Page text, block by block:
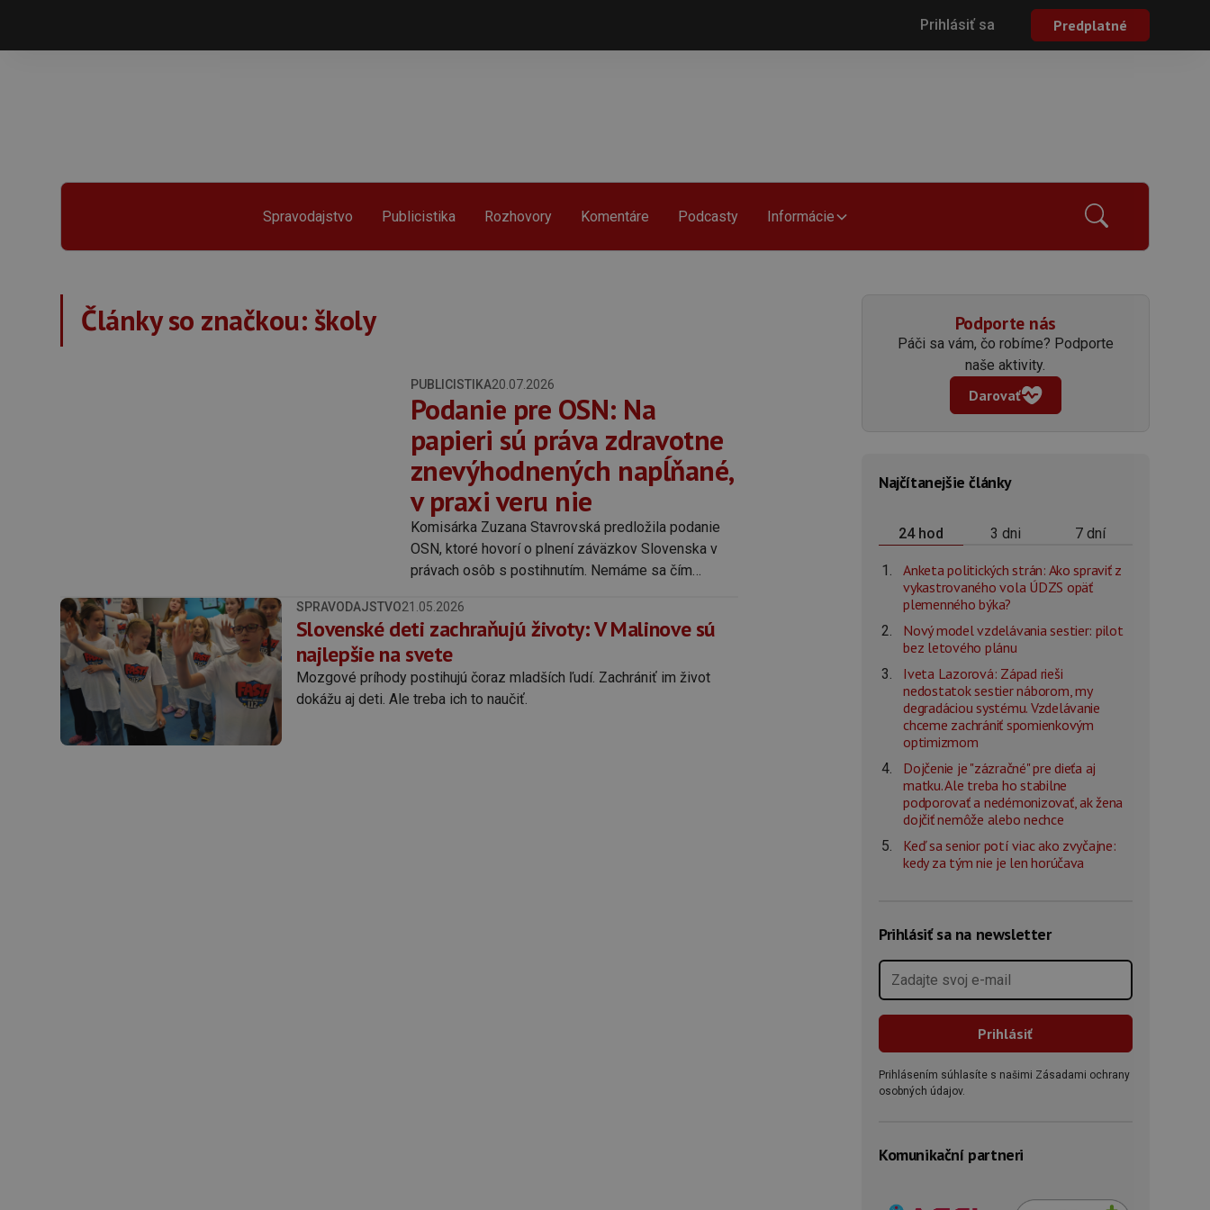
Prihlásiť sa Predplatné
Spravodajstvo Publicistika Rozhovory Komentáre Podcasty Informácie
Články so značkou: školy
PUBLICISTIKA20.07.2026
Podanie pre OSN: Na
papieri sú práva zdravotne
znevýhodnených napĺňané,
v praxi veru nie
Komisárka Zuzana Stavrovská predložila podanie
OSN, ktoré hovorí o plnení záväzkov Slovenska v
právach osôb s postihnutím. Nemáme sa čím
SPRAVODAJSTVO21.05.2026
Slovenské deti zachraňujú životy: V Malinove sú
najlepšie na svete
Mozgové príhody postihujú čoraz mladších ľudí. Zachrániť im život
dokážu aj deti. Ale treba ich to naučiť.
Podporte nás
Páči sa vám, čo robíme? Podporte
naše aktivity.
Darovať
Najčítanejšie články
24 hod 3 dni 7 dní
Anketa politických strán: Ako spraviť z
vykastrovaného vola ÚDZS opäť
plemenného býka?
Nový model vzdelávania sestier: pilot
bez letového plánu
Iveta Lazorová: Západ rieši
nedostatok sestier náborom, my
degradáciou systému. Vzdelávanie
chceme zachrániť spomienkovým
optimizmom
Dojčenie je "zázračné" pre dieťa aj
matku. Ale treba ho stabilne
podporovať a nedémonizovať, ak žena
dojčiť nemôže alebo nechce
Keď sa senior potí viac ako zvyčajne:
kedy za tým nie je len horúčava
Prihlásiť sa na newsletter
Prihlásením súhlasíte s našimi Zásadami ochrany
osobných údajov.
Komunikační partneri